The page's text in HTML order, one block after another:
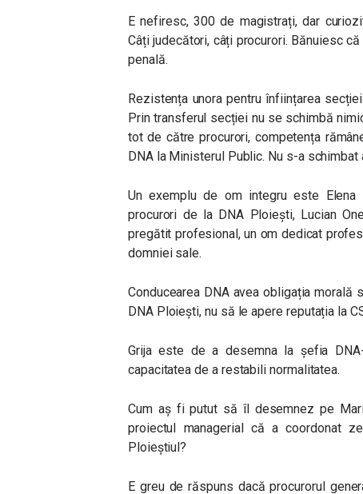
E nefiresc, 300 de magistrați, dar
Câți judecători, câți procurori. Bănuiesc
penală.
Rezistența unora pentru înființarea
Prin transferul secției nu se schimbă
tot de către procurori, competența
DNA la Ministerul Public. Nu s-a schimbat
Un exemplu de om integru este Elena
procurori de la DNA Ploiești, Lucian
pregătit profesional, un om dedicat
domniei sale.
Conducearea DNA avea obligația
DNA Ploiești, nu să le apere reputația la
Grija este de a desemna la șefia
capacitatea de a restabili normalitatea.
Cum aş fi putut să îl desemnez pe
proiectul managerial că a coordonat
Ploieştiul?
E greu de răspuns dacă procurorul